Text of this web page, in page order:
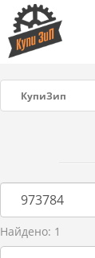
КупиЗип
Найдено: 1